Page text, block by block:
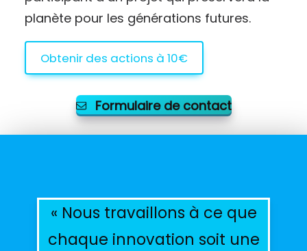
planète pour les générations futures.
Obtenir des actions à 10€
Formulaire de contact
« Nous travaillons à ce que
chaque innovation soit une